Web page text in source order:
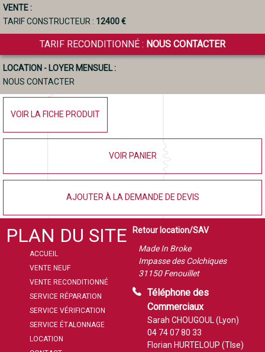
VENTE :
TARIF CONSTRUCTEUR : 12400 €
TARIF RECONDITIONNÉ : NOUS CONTACTER
LOCATION - LOYER MENSUEL :
NOUS CONTACTER
VOIR LA FICHE PRODUIT
VOIR PANIER
AJOUTER À LA DEMANDE DE DEVIS
PLAN DU SITE
ACCUEIL
VENTE NEUF
VENTE RECONDITIONNÉ
SERVICE RÉPARATION
SERVICE VÉRIFICATION
SERVICE ÉTALONNAGE
LOCATION
Retour location/SAV
Made In Broke
Impasse des Colchiques
31150 Fenouillet
Téléphone des
Commerciaux
Sarah CHOUGOUL (Lyon)
04 74 07 80 33
Florian HURTELOUP (Tlse)